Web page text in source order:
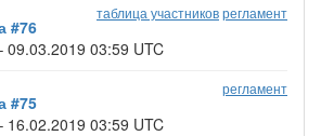
таблица участниковрегламент
#76
09.03.2019 03:59 UTC
регламент
#75
16.02.2019 03:59 UTC